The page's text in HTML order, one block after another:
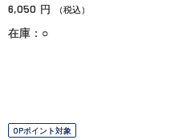
6,050 円 （税込）
在庫：○
OPポイント対象